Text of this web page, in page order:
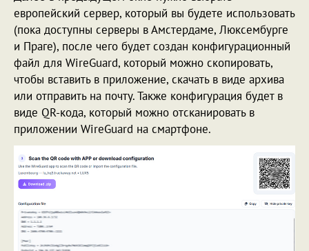
европейский сервер, который вы будете использовать
(пока доступны серверы в Амстердаме, Люксембурге
и Праге), после чего будет создан конфигурационный
файл для WireGuard, который можно скопировать,
чтобы вставить в приложение, скачать в виде архива
или отправить на почту. Также конфигурация будет в
виде QR-кода, который можно отсканировать в
приложении WireGuard на смартфоне.